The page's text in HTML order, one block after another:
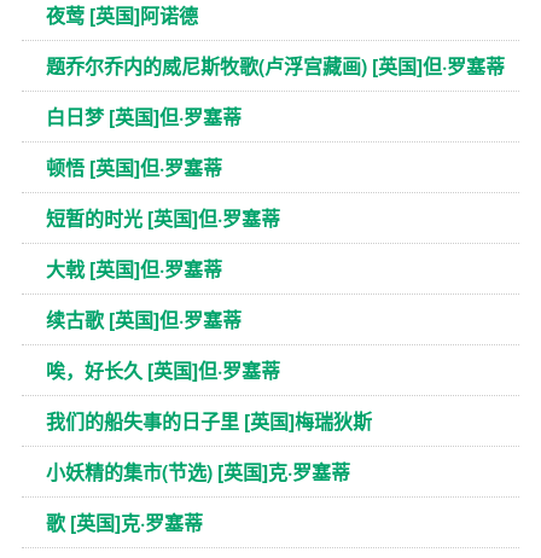
夜莺 [英国]阿诺德
题乔尔乔内的威尼斯牧歌(卢浮宫藏画) [英国]但·罗塞蒂
白日梦 [英国]但·罗塞蒂
顿悟 [英国]但·罗塞蒂
短暂的时光 [英国]但·罗塞蒂
大戟 [英国]但·罗塞蒂
续古歌 [英国]但·罗塞蒂
唉，好长久 [英国]但·罗塞蒂
我们的船失事的日子里 [英国]梅瑞狄斯
小妖精的集市(节选) [英国]克·罗塞蒂
歌 [英国]克·罗塞蒂